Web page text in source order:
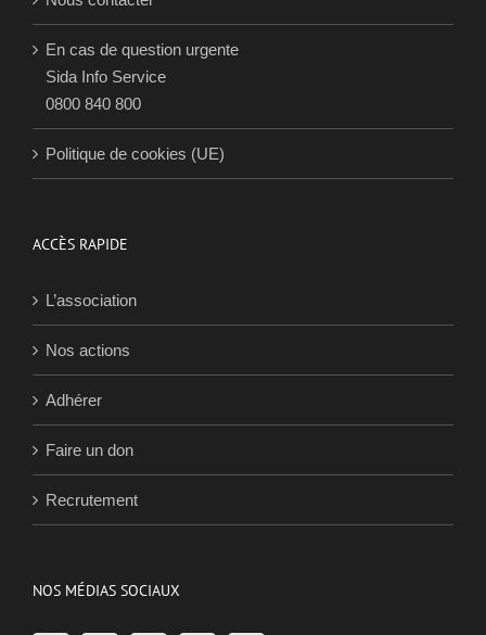
En cas de question urgente
Sida Info Service
0800 840 800
Politique de cookies (UE)
ACCÈS RAPIDE
L’association
Nos actions
Adhérer
Faire un don
Recrutement
NOS MÉDIAS SOCIAUX